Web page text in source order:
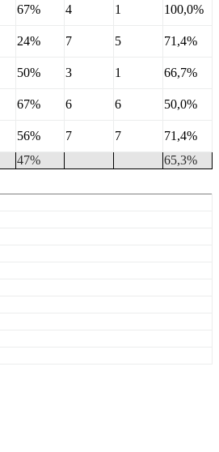
67% 4 1
100,0%
24% 7 5
71,4%
50% 3 1
66,7%
67% 6 6
50,0%
56% 7 7
71,4%
47% 65,3%